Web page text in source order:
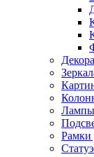
Лампы
Рамки